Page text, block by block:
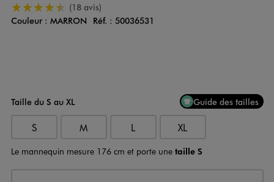
4.5/5 de moyenne
(18 avis)
Couleur
Couleur : MARRON Réf. : 50036531
Taille du S au XL Guide des tailles
S M L XL
Le mannequin mesure 176 cm et porte une taille S